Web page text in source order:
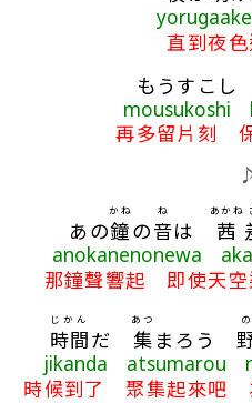
直到夜
もうすこ
mousukoshi
再多留片刻
♪
あの鐘
かね
の音
ね
は 茜
あかね
anokanenonewa
那鐘聲響起 即使天空
時間
じかん
だ 集
あつ
まろう
の
jikanda atsumarou
時候到了 聚集起來吧